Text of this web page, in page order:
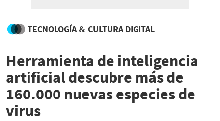
TECNOLOGÍA & CULTURA DIGITAL
Herramienta de inteligencia
artificial descubre más de
160.000 nuevas especies de
virus